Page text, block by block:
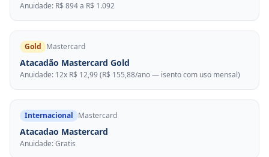
Anuidade: R$ 894 a R$ 1.092
Gold Mastercard
Atacadão Mastercard Gold
Anuidade: 12x R$ 12,99 (R$ 155,88/ano — isento com uso mensal)
Internacional Mastercard
Atacadao Mastercard
Anuidade: Gratis